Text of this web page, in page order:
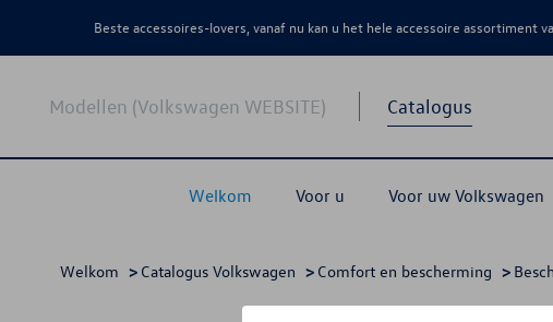
Beste accessoires-lovers, vanaf nu kan u het hele accessoire assortiment
Modellen (Volkswagen WEBSITE) Catalogus
Welkom Voor u Voor uw Volkswagen
Welkom > Catalogus Volkswagen > Comfort en bescherming >